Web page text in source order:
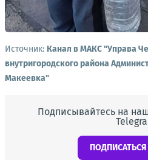
Источник: Канал в МАКС "Управа
внутригородского района
Макеевка"
Подписывайтесь на